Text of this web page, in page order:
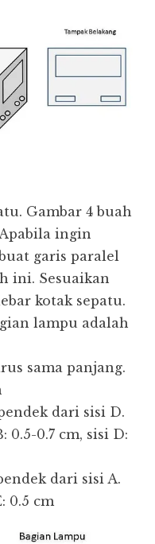
Gambar 4 buah
ingin
garis paralel
ini. Sesuaikan
kotak sepatu.
lampu adalah
sama panjang.
dari sisi D.
0.5-0.7 cm, sisi D:
dari sisi A.
0.5 cm